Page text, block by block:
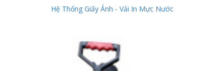
Hệ Thống Giấy Ảnh - Vải In Mực Nước